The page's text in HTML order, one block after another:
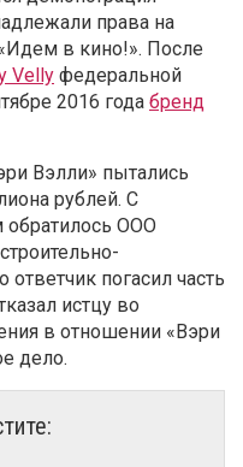
права на
в кино!». После
Velly федеральной
2016 года бренд
Вэлли» пытались
рублей. С
обратилось ООО
ответчик погасил часть
истцу во
в отношении «Вэри
дело.